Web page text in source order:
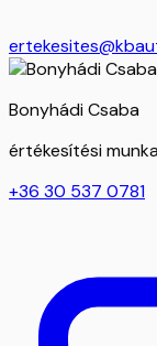
Bonyhádi Csaba
értékesítési
+36 30 537 0781